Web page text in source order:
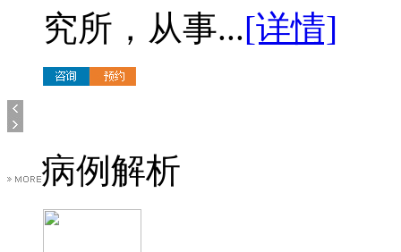
究所，从事...[详情]
病例解析